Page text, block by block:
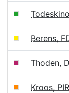
Berens,
Thoden,
Kroos,